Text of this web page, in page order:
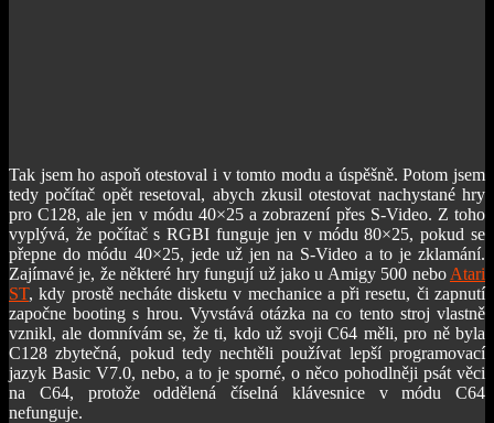
Tak jsem ho aspoň otestoval i v tomto modu a úspěšně. Potom jsem
tedy počítač opět resetoval, abych zkusil otestovat nachystané hry
pro C128, ale jen v módu 40×25 a zobrazení přes S-Video. Z toho
vyplývá, že počítač s RGBI funguje jen v módu 80×25, pokud se
přepne do módu 40×25, jede už jen na S-Video a to je zklamání.
Zajímavé je, že některé hry fungují už jako u Amigy 500 nebo Atari
ST, kdy prostě necháte disketu v mechanice a při resetu, či zapnutí
započne booting s hrou. Vyvstává otázka na co tento stroj vlastně
vznikl, ale domnívám se, že ti, kdo už svoji C64 měli, pro ně byla
C128 zbytečná, pokud tedy nechtěli používat lepší programovací
jazyk Basic V7.0, nebo, a to je sporné, o něco pohodlněji psát věci
na C64, protože oddělená číselná klávesnice v módu C64
nefunguje.